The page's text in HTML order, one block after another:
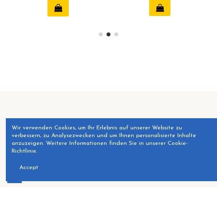
Produkte
Unser Unternehmen
Wir verwenden Cookies, um Ihr Erlebnis auf unserer Website zu
verbessern, zu Analysezwecken und um Ihnen personalisierte Inhalte
anzuzeigen. Weitere Informationen finden Sie in unserer Cookie-
Richtlinie.
Accept